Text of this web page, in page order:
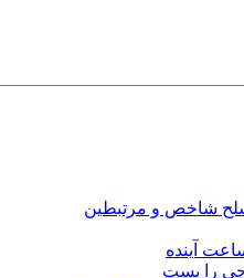
مسلح شاخص و مرتبطین
را بست